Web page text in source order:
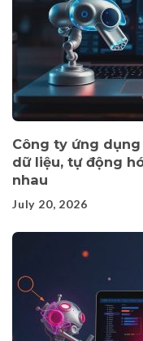
Công ty ứng
dữ liệu, tự động
nhau
July 20, 2026